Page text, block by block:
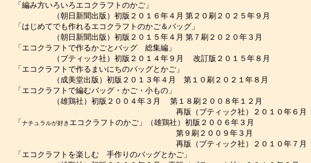
編み方いろいろエコクラフトのかご」
朝日新聞出版）初版２０１６年４月 第２０刷２０２５年９月
はじめてでも作れるエコクラフトのかご＆バッグ」
朝日新聞出版）初版２０１５年４月 第７刷２０２０年３月
エコクラフトで作るかごとバッグ 総集編」
ブティック社）初版２０１４年９月 改訂版２０１５年８月
エコクラフトで作るまいにちのバッグとかご」
成美堂出版）初版２０１３年４月 第１０刷２０２１年８月
エコクラフトで編むバッグ・かご・小もの」
雄鶏社）初版２００４年３月 第１８刷２００８年１２月
版（ブティック社）２０１０年６月
ナチュラルが好き エコクラフトのかご」（雄鶏社）初版２００６年３月
９刷２００９年３月
版（ブティック社）２０１０年７月
エコクラフトを楽しむ 手作りのバッグとかご」